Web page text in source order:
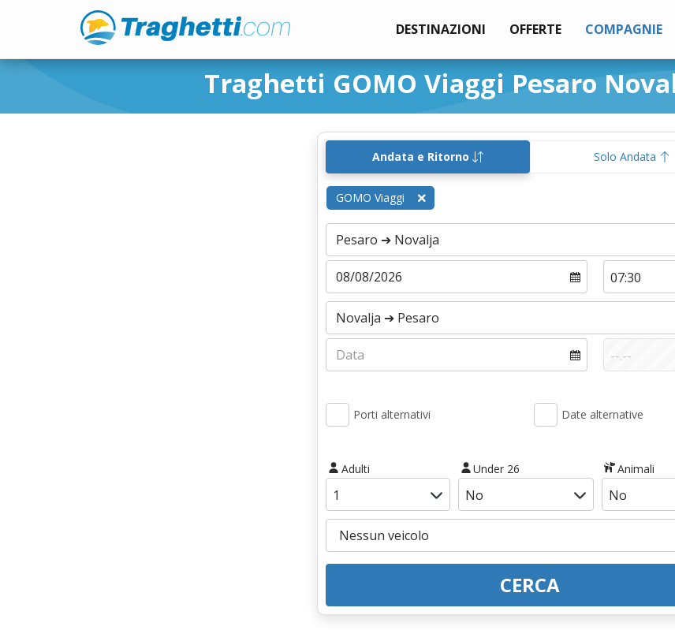
DESTINAZIONI OFFERTE COMPAGNIE
Traghetti GOMO Viaggi Pesaro
Andata e Ritorno Solo Andata
GOMO Viaggi
Porti alternativi Date alternative
Adulti Under 26 Animali
CERCA